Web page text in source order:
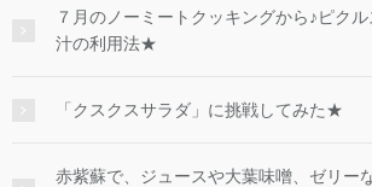
７月のノーミートクッキングから♪ピク
汁の利用法★
「クスクスサラダ」に挑戦してみた★
赤紫蘇で、ジュースや大葉味噌、ゼリー